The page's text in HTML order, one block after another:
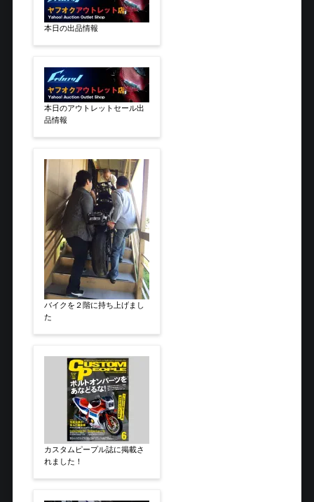
本日の出品情報
本日のアウトレットセール出
品情報
バイクを２階に持ち上げまし
た
カスタムピープル誌に掲載さ
れました！